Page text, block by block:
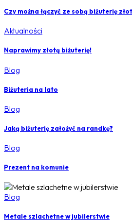
Czy można łączyć ze sobą biżuterię
Aktualności
Naprawimy złotą biżuterię!
Blog
Biżuteria na lato
Blog
Jaką biżuterię założyć na randkę?
Blog
Prezent na komunie
Blog
Metale szlachetne w jubilerstwie